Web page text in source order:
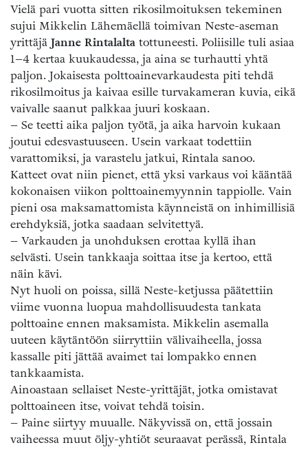
Vielä pari vuotta sitten rikosilmoituksen tekeminen
sujui Mikkelin Lähemäellä toimivan Neste-aseman
yrittäjä Janne Rintalalta tottuneesti. Poliisille tuli asiaa
1–4 kertaa kuukaudessa, ja aina se turhautti yhtä
paljon. Jokaisesta polttoainevarkaudesta piti tehdä
rikosilmoitus ja kaivaa esille turvakameran kuvia, eikä
vaivalle saanut palkkaa juuri koskaan.
– Se teetti aika paljon työtä, ja aika harvoin kukaan
joutui edesvastuuseen. Usein varkaat todettiin
varattomiksi, ja varastelu jatkui, Rintala sanoo.
Katteet ovat niin pienet, että yksi varkaus voi kääntää
kokonaisen viikon polttoainemyynnin tappiolle. Vain
pieni osa maksamattomista käynneistä on inhimillisiä
erehdyksiä, jotka saadaan selvitettyä.
– Varkauden ja unohduksen erottaa kyllä ihan
selvästi. Usein tankkaaja soittaa itse ja kertoo, että
näin kävi.
Nyt huoli on poissa, sillä Neste-ketjussa päätettiin
viime vuonna luopua mahdollisuudesta tankata
polttoaine ennen maksamista. Mikkelin asemalla
uuteen käytäntöön siirryttiin välivaiheella, jossa
kassalle piti jättää avaimet tai lompakko ennen
tankkaamista.
Ainoastaan sellaiset Neste-yrittäjät, jotka omistavat
polttoaineen itse, voivat tehdä toisin.
– Paine siirtyy muualle. Näkyvissä on, että jossain
vaiheessa muut öljy-yhtiöt seuraavat perässä, Rintala